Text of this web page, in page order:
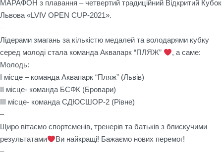
МАРАФОН з плавання – четвертий традиційний Відкритий Кубок
Львова «LVIV OPEN CUP-2021».
–
Лідерами змагань за кількістю медалей та володарями кубку
серед молоді стала команда Аквапарк “ПЛЯЖ”
, а саме:
Молодь:
І місце – команда Аквапарк “Пляж” (Львів)
ІІ місце- команда БСФК (Бровари)
ІІІ місце- команда СДЮСШОР-2 (Рівне)
–
Щиро вітаємо спортсменів, тренерів та батьків з блискучими
результатами
Ви найкращі! Бажаємо нових перемог!
–